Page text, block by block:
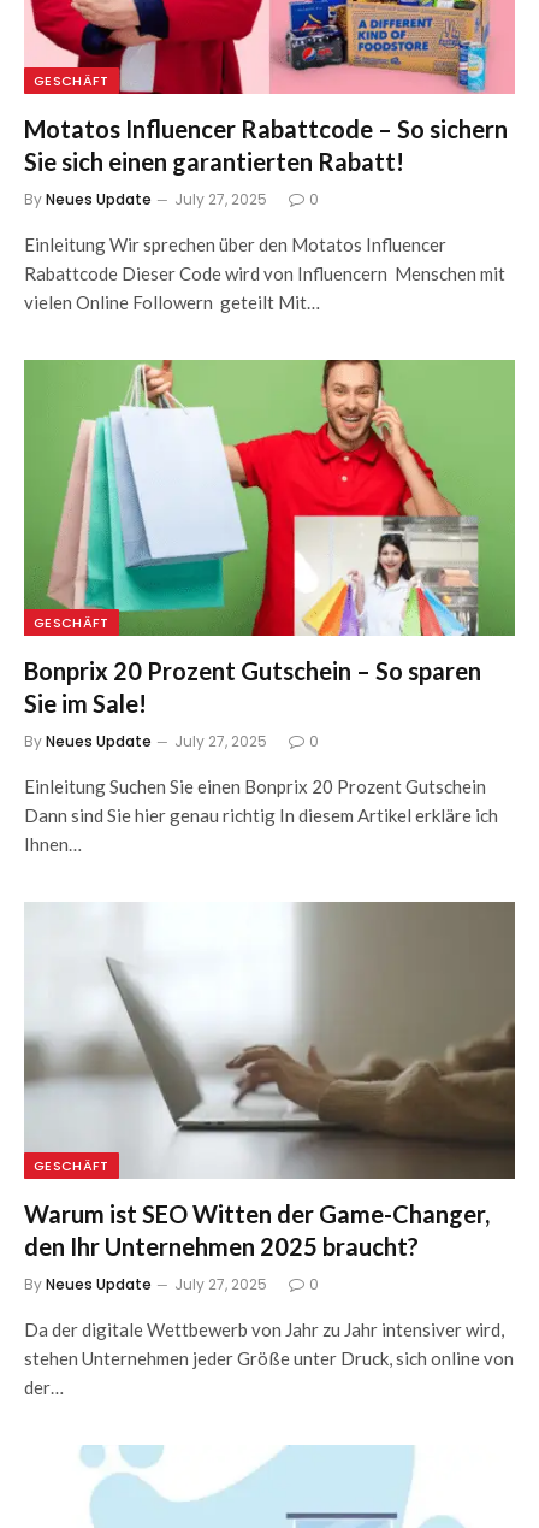
GESCHÄFT
Motatos Influencer Rabattcode – So sichern
Sie sich einen garantierten Rabatt!
ByNeues Update July 27, 2025 0
Einleitung Wir sprechen über den Motatos Influencer
Rabattcode Dieser Code wird von Influencern Menschen mit
vielen Online Followern geteilt Mit…
GESCHÄFT
Bonprix 20 Prozent Gutschein – So sparen
Sie im Sale!
ByNeues Update July 27, 2025 0
Einleitung Suchen Sie einen Bonprix 20 Prozent Gutschein
Dann sind Sie hier genau richtig In diesem Artikel erkläre ich
Ihnen…
GESCHÄFT
Warum ist SEO Witten der Game-Changer,
den Ihr Unternehmen 2025 braucht?
ByNeues Update July 27, 2025 0
Da der digitale Wettbewerb von Jahr zu Jahr intensiver wird,
stehen Unternehmen jeder Größe unter Druck, sich online von
der…